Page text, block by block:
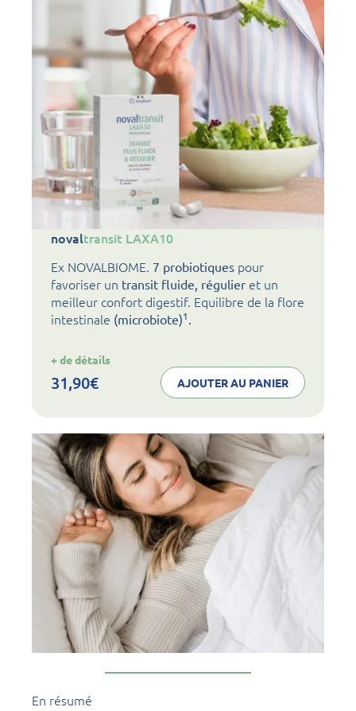
novaltransit LAXA10
Ex NOVALBIOME. 7 probiotiques pour
favoriser un transit fluide, régulier et un
meilleur confort digestif. Equilibre de la flore
intestinale (microbiote)1.
+ de détails
transit
31,90€ AJOUTER AU PANIER
En résumé